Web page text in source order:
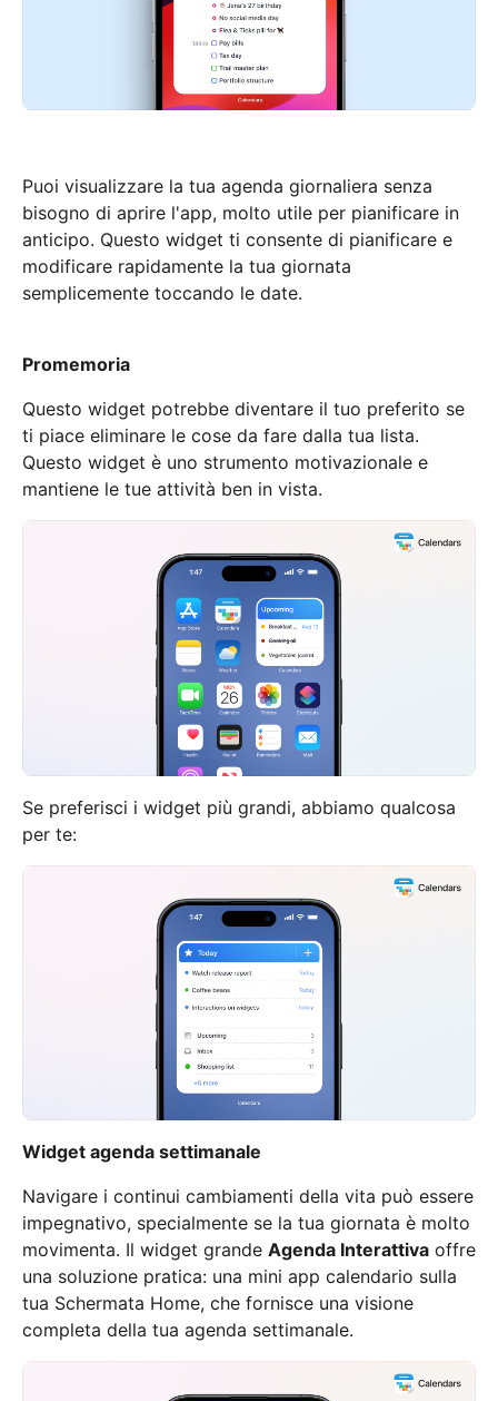
Puoi visualizzare la tua agenda giornaliera senza
bisogno di aprire l'app, molto utile per pianificare in
anticipo. Questo widget ti consente di pianificare e
modificare rapidamente la tua giornata
semplicemente toccando le date.
Promemoria
Questo widget potrebbe diventare il tuo preferito se
ti piace eliminare le cose da fare dalla tua lista.
Questo widget è uno strumento motivazionale e
mantiene le tue attività ben in vista.
Se preferisci i widget più grandi, abbiamo qualcosa
per te:
Widget agenda settimanale
Navigare i continui cambiamenti della vita può essere
impegnativo, specialmente se la tua giornata è molto
movimenta. Il widget grande Agenda Interattiva offre
una soluzione pratica: una mini app calendario sulla
tua Schermata Home, che fornisce una visione
completa della tua agenda settimanale.